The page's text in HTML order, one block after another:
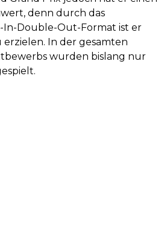
denn durch das
Double-Out-Format ist er
In der gesamten
wurden bislang nur